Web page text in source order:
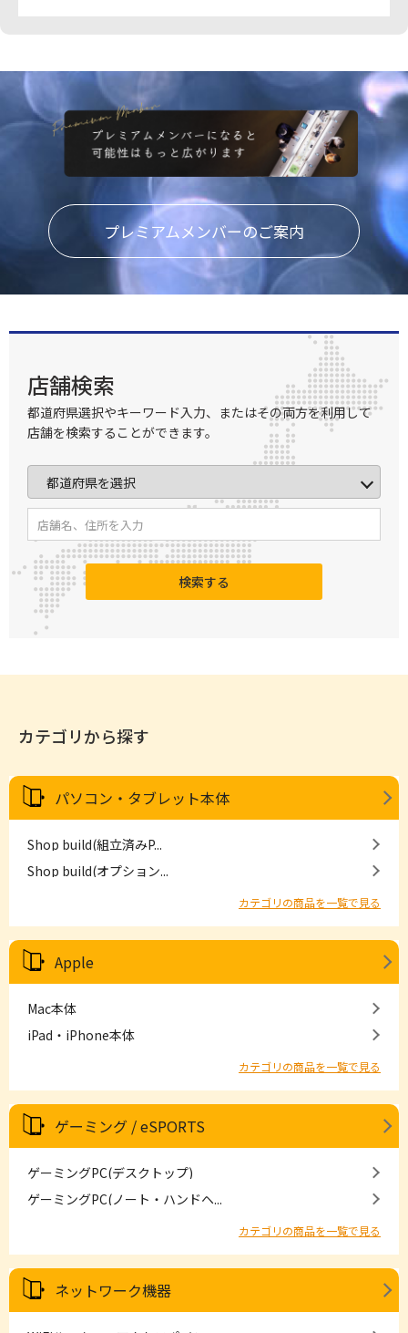
プレミアムメンバーのご案内
店舗検索
都道府県選択やキーワード入力、またはその両方を利用して
店舗を検索することができます。
検索する
カテゴリから探す
パソコン・タブレット本体
Shop build(組立済みP...
Shop build(オプション...
カテゴリの商品を一覧で見る
Apple
Mac本体
iPad・iPhone本体
カテゴリの商品を一覧で見る
ゲーミング / eSPORTS
ゲーミングPC(デスクトップ)
ゲーミングPC(ノート・ハンドヘ...
カテゴリの商品を一覧で見る
ネットワーク機器